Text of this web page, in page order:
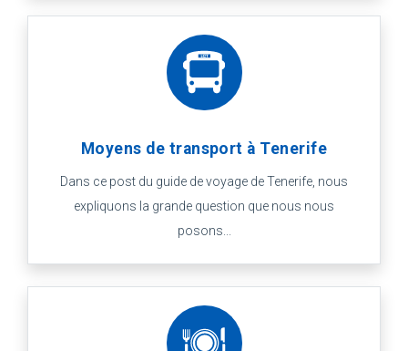
Moyens de transport à Tenerife
Dans ce post du guide de voyage de Tenerife, nous
expliquons la grande question que nous nous
posons...